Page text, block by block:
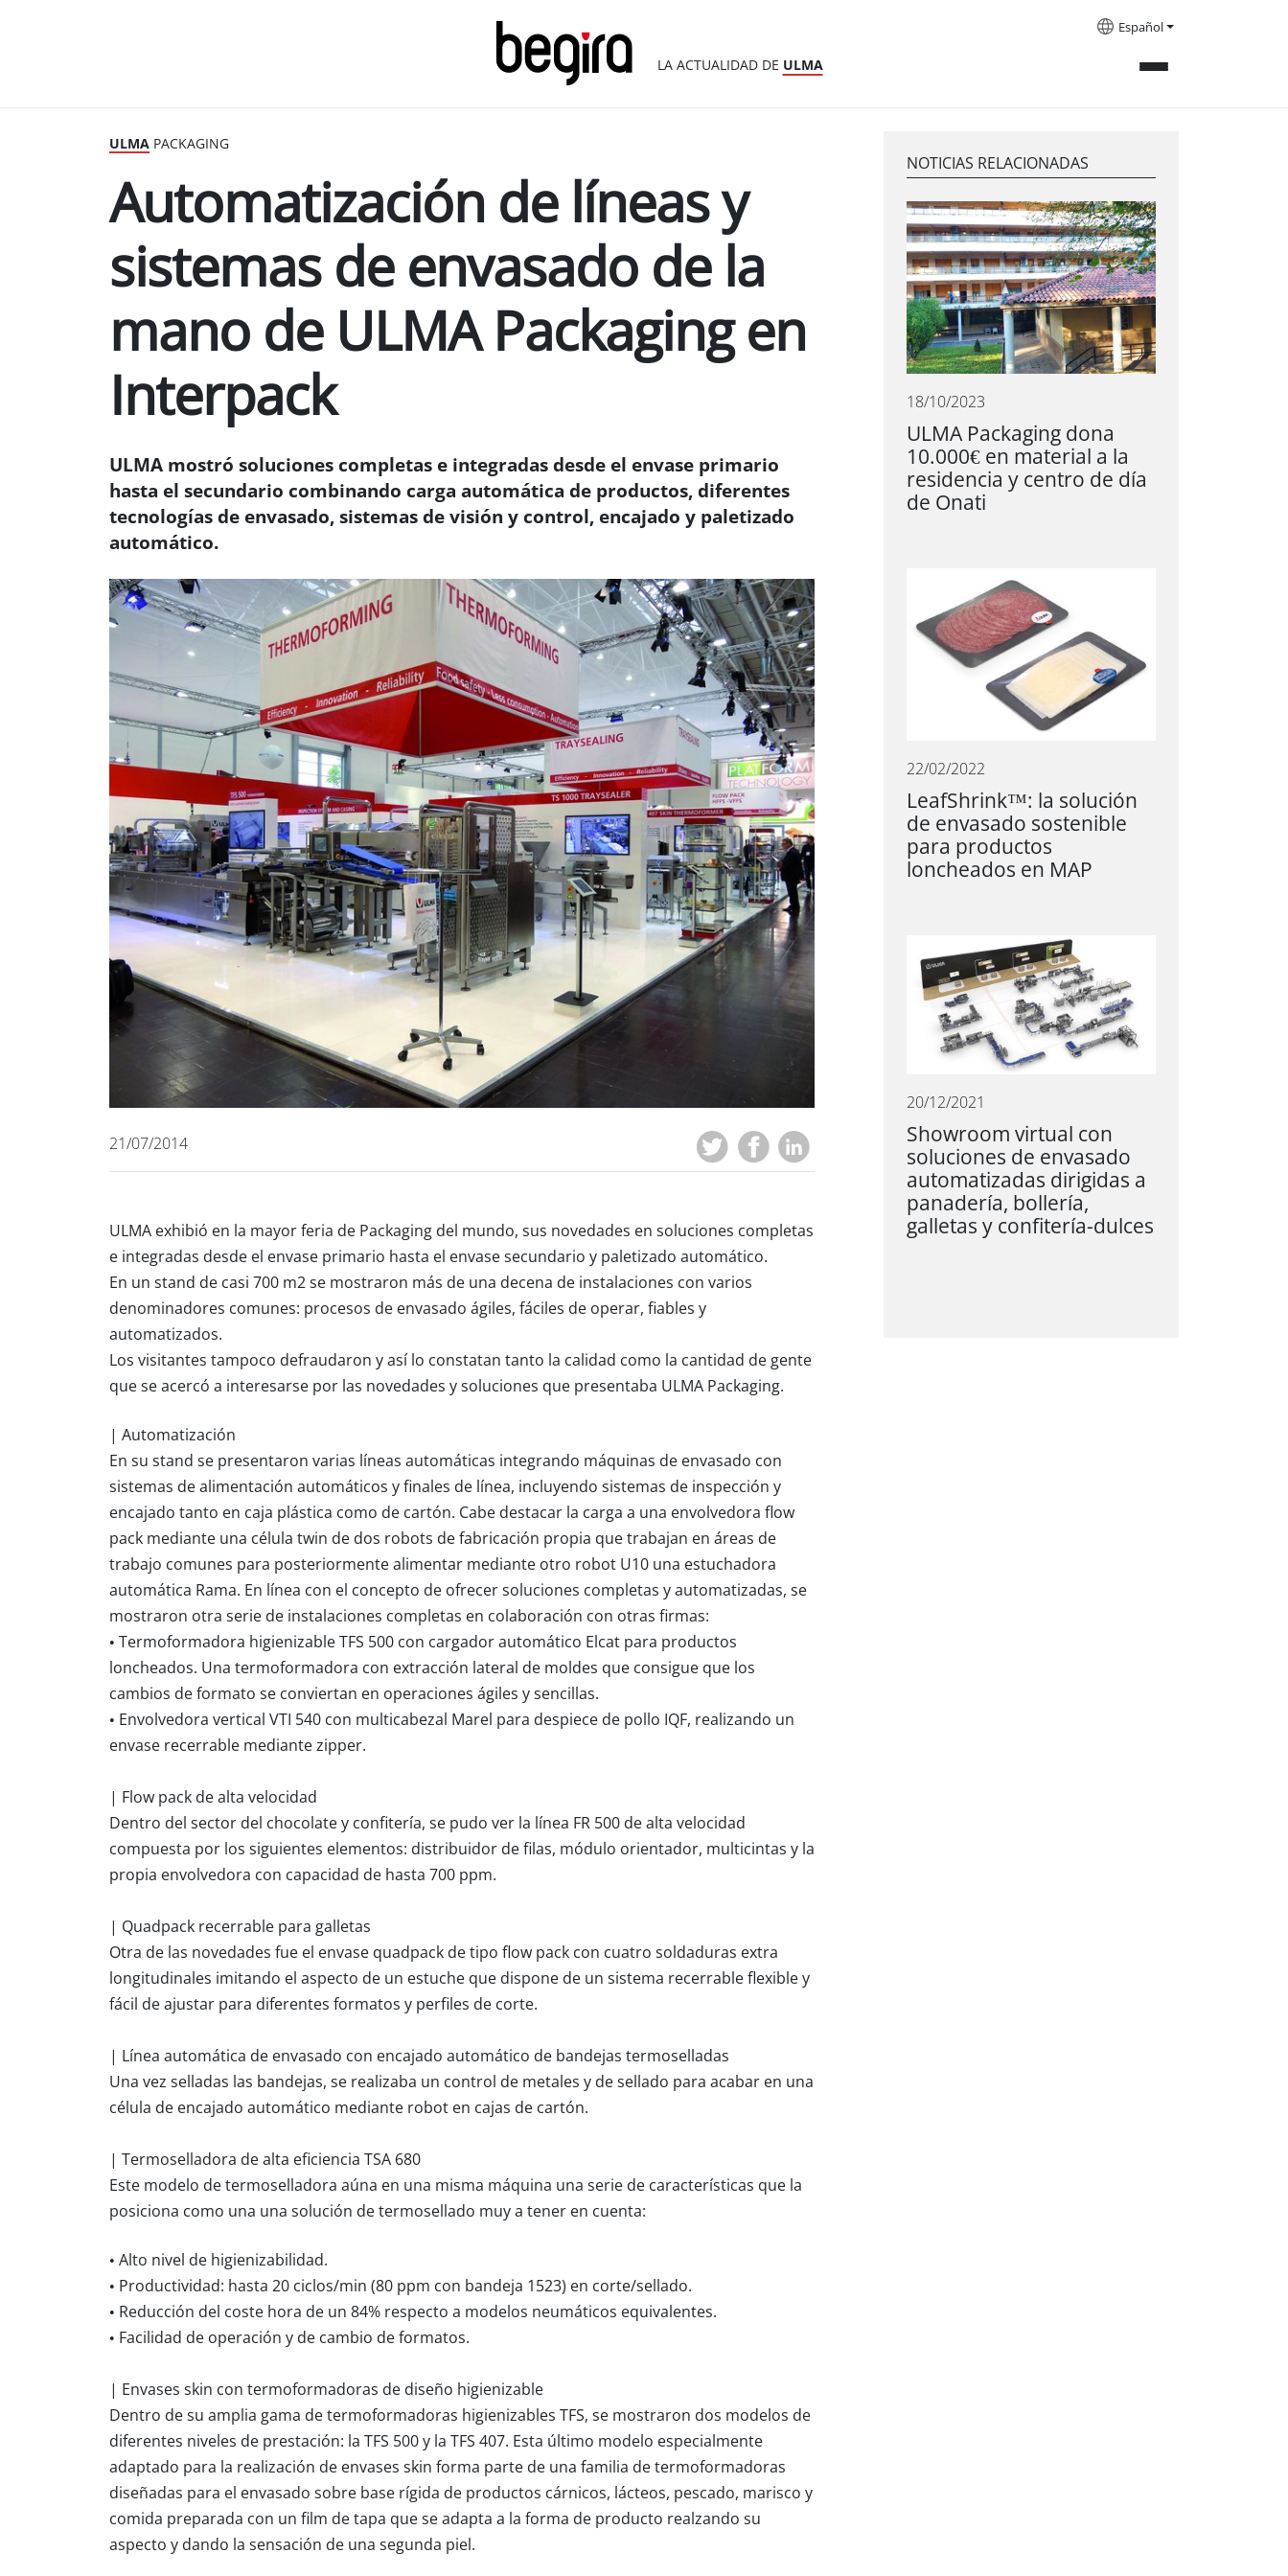
LA ACTUALIDAD DE ULMA
Español
ULMA PACKAGING
Automatización de líneas y
sistemas de envasado de la
mano de ULMA Packaging en
Interpack
ULMA mostró soluciones completas e integradas desde el envase primario
hasta el secundario combinando carga automática de productos, diferentes
tecnologías de envasado, sistemas de visión y control, encajado y paletizado
automático.
21/07/2014
ULMA exhibió en la mayor feria de Packaging del mundo, sus novedades en soluciones completas
e integradas desde el envase primario hasta el envase secundario y paletizado automático.
En un stand de casi 700 m2 se mostraron más de una decena de instalaciones con varios
denominadores comunes: procesos de envasado ágiles, fáciles de operar, fiables y
automatizados.
Los visitantes tampoco defraudaron y así lo constatan tanto la calidad como la cantidad de gente
que se acercó a interesarse por las novedades y soluciones que presentaba ULMA Packaging.
| Automatización
En su stand se presentaron varias líneas automáticas integrando máquinas de envasado con
sistemas de alimentación automáticos y finales de línea, incluyendo sistemas de inspección y
encajado tanto en caja plástica como de cartón. Cabe destacar la carga a una envolvedora flow
pack mediante una célula twin de dos robots de fabricación propia que trabajan en áreas de
trabajo comunes para posteriormente alimentar mediante otro robot U10 una estuchadora
automática Rama. En línea con el concepto de ofrecer soluciones completas y automatizadas, se
mostraron otra serie de instalaciones completas en colaboración con otras firmas:
• Termoformadora higienizable TFS 500 con cargador automático Elcat para productos
loncheados. Una termoformadora con extracción lateral de moldes que consigue que los
cambios de formato se conviertan en operaciones ágiles y sencillas.
• Envolvedora vertical VTI 540 con multicabezal Marel para despiece de pollo IQF, realizando un
envase recerrable mediante zipper.
| Flow pack de alta velocidad
Dentro del sector del chocolate y confitería, se pudo ver la línea FR 500 de alta velocidad
compuesta por los siguientes elementos: distribuidor de filas, módulo orientador, multicintas y la
propia envolvedora con capacidad de hasta 700 ppm.
| Quadpack recerrable para galletas
Otra de las novedades fue el envase quadpack de tipo flow pack con cuatro soldaduras extra
longitudinales imitando el aspecto de un estuche que dispone de un sistema recerrable flexible y
fácil de ajustar para diferentes formatos y perfiles de corte.
| Línea automática de envasado con encajado automático de bandejas termoselladas
Una vez selladas las bandejas, se realizaba un control de metales y de sellado para acabar en una
célula de encajado automático mediante robot en cajas de cartón.
| Termoselladora de alta eficiencia TSA 680
Este modelo de termoselladora aúna en una misma máquina una serie de características que la
posiciona como una una solución de termosellado muy a tener en cuenta:
• Alto nivel de higienizabilidad.
• Productividad: hasta 20 ciclos/min (80 ppm con bandeja 1523) en corte/sellado.
• Reducción del coste hora de un 84% respecto a modelos neumáticos equivalentes.
• Facilidad de operación y de cambio de formatos.
| Envases skin con termoformadoras de diseño higienizable
Dentro de su amplia gama de termoformadoras higienizables TFS, se mostraron dos modelos de
diferentes niveles de prestación: la TFS 500 y la TFS 407. Esta último modelo especialmente
adaptado para la realización de envases skin forma parte de una familia de termoformadoras
diseñadas para el envasado sobre base rígida de productos cárnicos, lácteos, pescado, marisco y
comida preparada con un film de tapa que se adapta a la forma de producto realzando su
aspecto y dando la sensación de una segunda piel.
NOTICIAS RELACIONADAS
18/10/2023
ULMA Packaging dona
10.000€ en material a la
residencia y centro de día
de Onati
22/02/2022
LeafShrink™: la solución
de envasado sostenible
para productos
loncheados en MAP
20/12/2021
Showroom virtual con
soluciones de envasado
automatizadas dirigidas a
panadería, bollería,
galletas y confitería-dulces